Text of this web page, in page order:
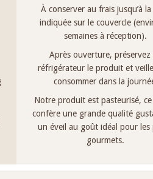
À conserver au frais jusqu’à
indiquée sur le couvercle
semaines à réception).
Après ouverture, préservez
réfrigérateur le produit et
consommer dans la
Notre produit est pasteurisé,
confère une grande qualité
un éveil au goût idéal pour les
gourmets.